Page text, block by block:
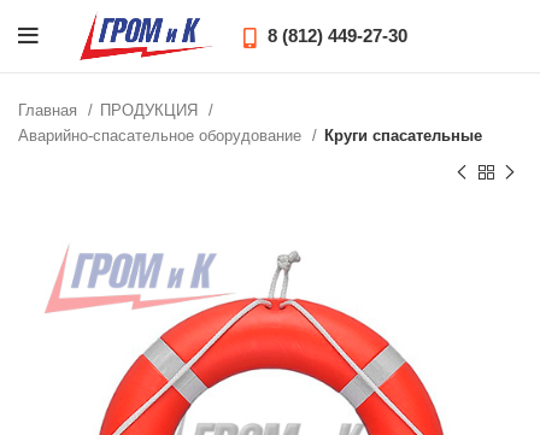
8 (812) 449-27-30
Главная
ПРОДУКЦИЯ
Аварийно-спасательное оборудование
Круги спасательные